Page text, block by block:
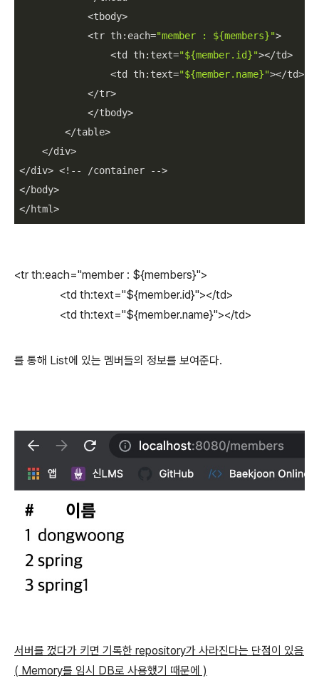
            <tbody>
            <tr th:each=
"member : ${members}">
                <td th:text=
"${member.id}"></td>
                <td th:text=
"${member.name}"></td>
            </tr>
            </tbody>
        </table>
    </div>
</div> <!-- /container -->
</body>
</html>
<tr th:each="member : ${members}">
<td th:text="${member.id}"></td>
<td th:text="${member.name}"></td>
를 통해 List에 있는 멤버들의 정보를 보여준다.
서버를 껐다가 키면 기록한 repository가 사라진다는 단점이 있음
( Memory를 임시 DB로 사용했기 때문에 )